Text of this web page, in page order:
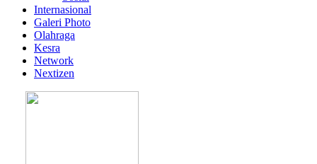
Internasional
Galeri Photo
Olahraga
Kesra
Network
Nextizen